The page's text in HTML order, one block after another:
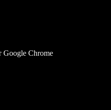
Google Chrome